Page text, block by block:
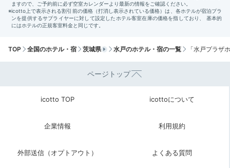
15:00
宿から大洗水族館まで車で約35
大洗の海沿いを巡る
ドライブデート♪
TOP 全国のホテル・宿 茨城県 水戸のホテル・宿の一覧 「水戸プラザ
ページトップ
icotto TOP icottoについて
企業情報 利用規約
外部送信（オプトアウト） よくある質問